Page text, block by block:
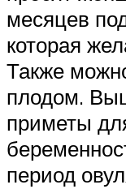
месяцев
которая
Также
плодом.
приметы
период